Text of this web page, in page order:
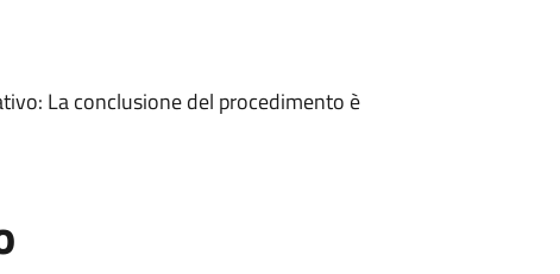
La conclusione del procedimento è